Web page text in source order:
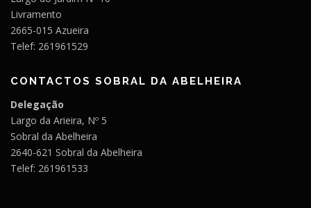
Livramento
2665-015 Azueira
Telef: 261961529
CONTACTOS SOBRAL DA ABELHEIRA
Delegação
Largo da Arieira, Nº 5
Sobral da Abelheira
2640-621 Sobral da Abelheira
Telef: 261961533